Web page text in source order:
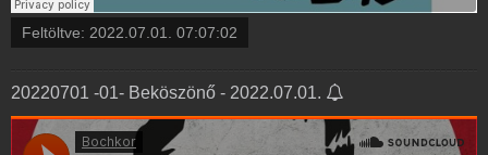
Feltöltve: 2022.07.01. 07:07:02
20220701 -01- Beköszönő - 2022.07.01.